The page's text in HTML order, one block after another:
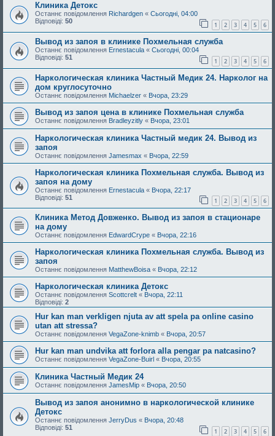
Клиника Детокс
Останнє повідомлення Richardgen « Сьогодні, 04:00
Відповіді: 50 1 2 3 4 5 6
Вывод из запоя в клинике Похмельная служба
Останнє повідомлення Ernestacula « Сьогодні, 00:04
Відповіді: 51 1 2 3 4 5 6
Наркологическая клиника Частный Медик 24. Нарколог на
дом круглосуточно
Останнє повідомлення Michaelzer « Вчора, 23:29
Вывод из запоя цена в клинике Похмельная служба
Останнє повідомлення Bradleyzitly « Вчора, 23:01
Наркологическая клиника Частный медик 24. Вывод из
запоя
Останнє повідомлення Jamesmax « Вчора, 22:59
Наркологическая клиника Похмельная служба. Вывод из
запоя на дому
Останнє повідомлення Ernestacula « Вчора, 22:17
Відповіді: 51 1 2 3 4 5 6
Клиника Метод Довженко. Вывод из запоя в стационаре
на дому
Останнє повідомлення EdwardCrype « Вчора, 22:16
Наркологическая клиника Похмельная служба. Вывод из
запоя
Останнє повідомлення MatthewBoisa « Вчора, 22:12
Наркологическая клиника Детокс
Останнє повідомлення Scottcrelt « Вчора, 22:11
Відповіді: 2
Hur kan man verkligen njuta av att spela pa online casino
utan att stressa?
Останнє повідомлення VegaZone-knimb « Вчора, 20:57
Hur kan man undvika att forlora alla pengar pa natcasino?
Останнє повідомлення VegaZone-Buirl « Вчора, 20:55
Клиника Частный Медик 24
Останнє повідомлення JamesMip « Вчора, 20:50
Вывод из запоя анонимно в наркологической клинике
Детокс
Останнє повідомлення JerryDus « Вчора, 20:48
Відповіді: 51 1 2 3 4 5 6